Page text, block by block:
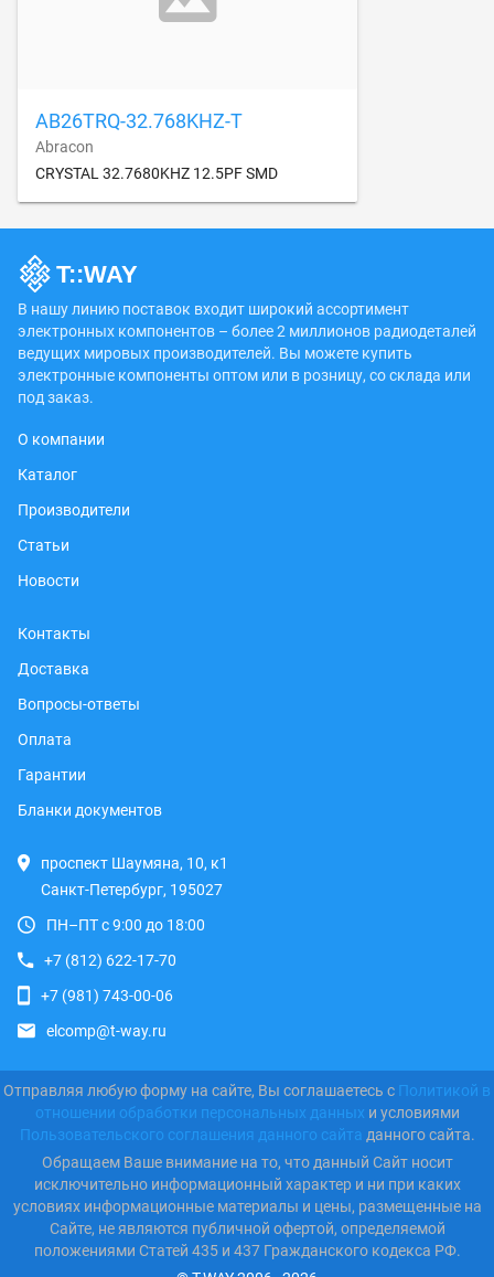
AB26TRQ-32.768KHZ-T
Abracon
CRYSTAL 32.7680KHZ 12.5PF SMD
В нашу линию поставок входит широкий ассортимент
электронных компонентов – более 2 миллионов радиодеталей
ведущих мировых производителей. Вы можете купить
электронные компоненты оптом или в розницу, со склада или
под заказ.
О компании
Каталог
Производители
Статьи
Новости
Контакты
Доставка
Вопросы-ответы
Оплата
Гарантии
Бланки документов
проспект Шаумяна, 10, к1
Санкт-Петербург, 195027
ПН–ПТ с 9:00 до 18:00
+7 (812) 622-17-70
+7 (981) 743-00-06
elcomp@t-way.ru
Отправляя любую форму на сайте, Вы соглашаетесь с Политикой в
отношении обработки персональных данных и условиями
Пользовательского соглашения данного сайта данного сайта.
Обращаем Ваше внимание на то, что данный Сайт носит
исключительно информационный характер и ни при каких
условиях информационные материалы и цены, размещенные на
Сайте, не являются публичной офертой, определяемой
положениями Статей 435 и 437 Гражданского кодекса РФ.